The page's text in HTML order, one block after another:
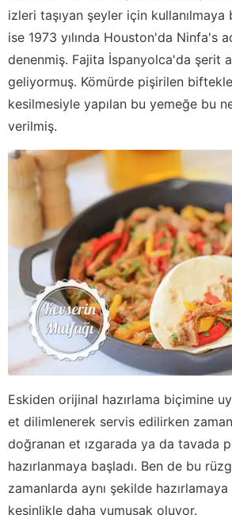
izleri taşıyan şeyler için kullanılmaya
ise 1973 yılında Houston'da Ninfa's
denenmiş. Fajita İspanyolca'da şerit
geliyormuş. Kömürde pişirilen
kesilmesiyle yapılan bu yemeğe bu
verilmiş.
Eskiden orijinal hazırlama biçimine
et dilimlenerek servis edilirken
doğranan et ızgarada ya da tavada
hazırlanmaya başladı. Ben de bu
zamanlarda aynı şekilde
kesinlikle daha yumuşak oluyor.